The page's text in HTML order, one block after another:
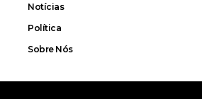
Notícias
Política
Sobre Nós